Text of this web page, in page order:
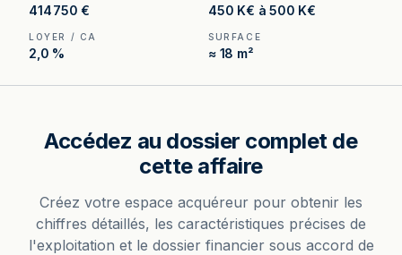
414 750 € 450 K€ à 500 K€
LOYER / CA
2,0 %
SURFACE
≈ 18 m²
Accédez au dossier complet de
cette affaire
Créez votre espace acquéreur pour obtenir les
chiffres détaillés, les caractéristiques précises de
l'exploitation et le dossier financier sous accord de